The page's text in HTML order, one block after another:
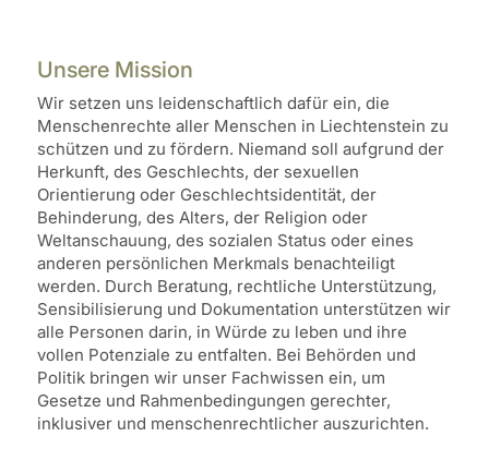
Unsere Mission
Wir setzen uns leidenschaftlich dafür ein, die
Menschenrechte aller Menschen in Liechtenstein zu
schützen und zu fördern. Niemand soll aufgrund der
Herkunft, des Geschlechts, der sexuellen
Orientierung oder Geschlechtsidentität, der
Behinderung, des Alters, der Religion oder
Weltanschauung, des sozialen Status oder eines
anderen persönlichen Merkmals benachteiligt
werden. Durch Beratung, rechtliche Unterstützung,
Sensibilisierung und Dokumentation unterstützen wir
alle Personen darin, in Würde zu leben und ihre
vollen Potenziale zu entfalten. Bei Behörden und
Politik bringen wir unser Fachwissen ein, um
Gesetze und Rahmenbedingungen gerechter,
inklusiver und menschenrechtlicher auszurichten.